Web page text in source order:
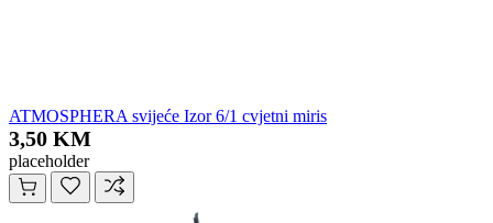
ATMOSPHERA svijeće Izor 6/1 cvjetni miris
3,50 KM
placeholder